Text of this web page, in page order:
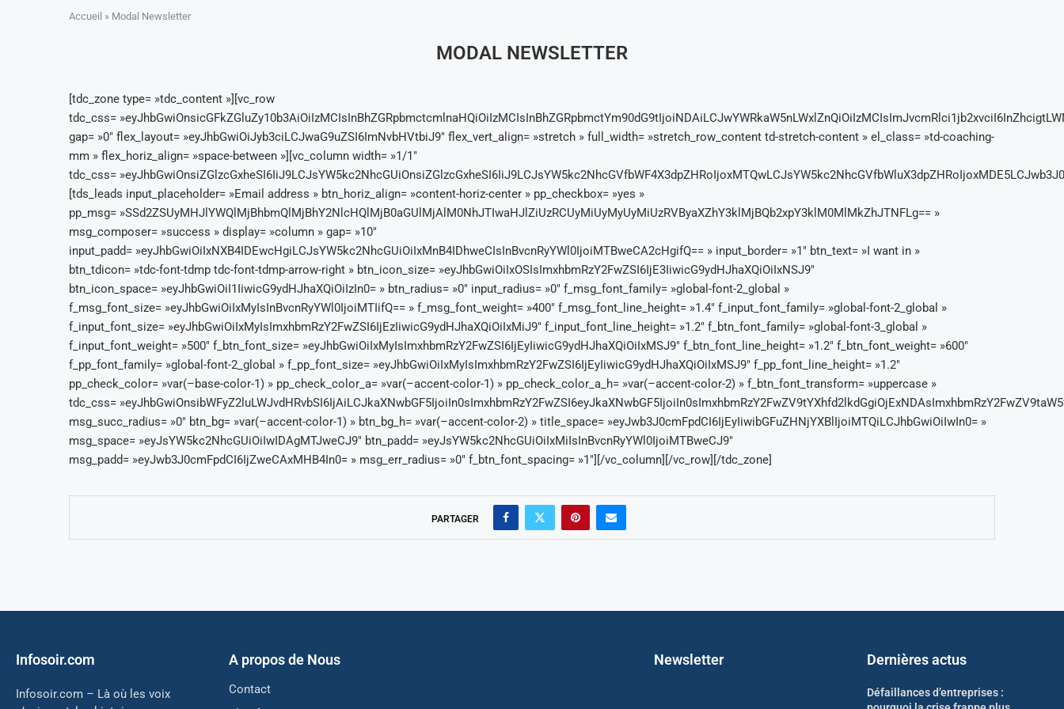
Accueil » Modal Newsletter
MODAL NEWSLETTER
[tdc_zone type= »tdc_content »][vc_row
tdc_css=
gap= »0″ flex_layout= »eyJhbGwiOiJyb3ciLCJwaG9uZSI6ImNvbHVtbiJ9″ flex_vert_align= »stretch » full_width= »stretch_row_content td-stretch-content » el_class= »td-coaching-
mm » flex_horiz_align= »space-between »][vc_column width= »1/1″
tdc_css=
[tds_leads input_placeholder= »Email address » btn_horiz_align= »content-horiz-center » pp_checkbox= »yes »
pp_msg= »SSd2ZSUyMHJlYWQlMjBhbmQlMjBhY2NlcHQlMjB0aGUlMjAlM0NhJTIwaHJlZiUzRCUyMiUyMyUyMiUzRVByaXZhY3klMjBQb2xpY3klM0MlMkZhJTNFLg== »
msg_composer= »success » display= »column » gap= »10″
input_padd= »eyJhbGwiOiIxNXB4IDEwcHgiLCJsYW5kc2NhcGUiOiIxMnB4IDhweCIsInBvcnRyYWl0IjoiMTBweCA2cHgifQ== » input_border= »1″ btn_text= »I want in »
btn_tdicon= »tdc-font-tdmp tdc-font-tdmp-arrow-right » btn_icon_size= »eyJhbGwiOiIxOSIsImxhbmRzY2FwZSI6IjE3IiwicG9ydHJhaXQiOiIxNSJ9″
btn_icon_space= »eyJhbGwiOiI1IiwicG9ydHJhaXQiOiIzIn0= » btn_radius= »0″ input_radius= »0″ f_msg_font_family= »global-font-2_global »
f_msg_font_size= »eyJhbGwiOiIxMyIsInBvcnRyYWl0IjoiMTIifQ== » f_msg_font_weight= »400″ f_msg_font_line_height= »1.4″ f_input_font_family= »global-font-2_global »
f_input_font_size= »eyJhbGwiOiIxMyIsImxhbmRzY2FwZSI6IjEzIiwicG9ydHJhaXQiOiIxMiJ9″ f_input_font_line_height= »1.2″ f_btn_font_family= »global-font-3_global »
f_input_font_weight= »500″ f_btn_font_size= »eyJhbGwiOiIxMyIsImxhbmRzY2FwZSI6IjEyIiwicG9ydHJhaXQiOiIxMSJ9″ f_btn_font_line_height= »1.2″ f_btn_font_weight= »600″
f_pp_font_family= »global-font-2_global » f_pp_font_size= »eyJhbGwiOiIxMyIsImxhbmRzY2FwZSI6IjEyIiwicG9ydHJhaXQiOiIxMSJ9″ f_pp_font_line_height= »1.2″
pp_check_color= »var(–base-color-1) » pp_check_color_a= »var(–accent-color-1) » pp_check_color_a_h= »var(–accent-color-2) » f_btn_font_transform= »uppercase »
tdc_css=
msg_succ_radius= »0″ btn_bg= »var(–accent-color-1) » btn_bg_h= »var(–accent-color-2) » title_space= »eyJwb3J0cmFpdCI6IjEyIiwibGFuZHNjYXBlIjoiMTQiLCJhbGwiOiIwIn0= »
msg_space= »eyJsYW5kc2NhcGUiOiIwIDAgMTJweCJ9″ btn_padd= »eyJsYW5kc2NhcGUiOiIxMiIsInBvcnRyYWl0IjoiMTBweCJ9″
msg_padd= »eyJwb3J0cmFpdCI6IjZweCAxMHB4In0= » msg_err_radius= »0″ f_btn_font_spacing= »1″][/vc_column][/vc_row][/tdc_zone]
PARTAGER
Infosoir.com
Infosoir.com – Là où les voix
A propos de Nous
Contact
Newsletter Dernières actus
Défaillances d’entreprises :